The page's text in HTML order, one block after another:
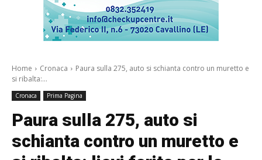
Home Cronaca
Paura sulla 275, auto si schianta contro un muretto e
si ribalta:...
Cronaca Prima Pagina
Paura sulla 275, auto si
schianta contro un muretto e